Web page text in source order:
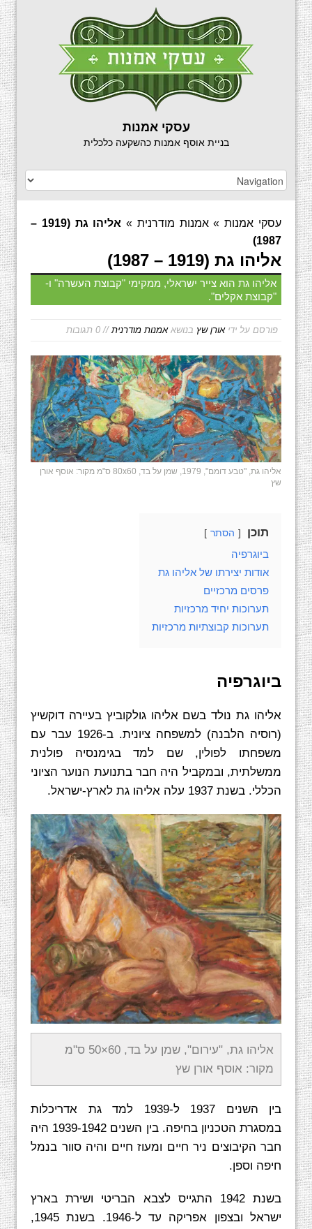
עסקי אמנות
בניית אוסף אמנות כהשקעה כלכלית
עסקי אמנות»אמנות מודרנית »
אליהו גת (1919 –
1987)
אליהו גת (1919 – 1987)
אליהו גת הוא צייר ישראלי, ממקימי "קבוצת העשרה" ו-
"קבוצת אקלים".
פורסם על ידיאורן שץ בנושאאמנות מודרנית// 0 תגובות
אליהו גת, "טבע דומם", 1979, שמן על בד, 80x60 ס"מ מקור: אוסף אורן
שץ
תוכן הסתר
ביוגרפיה
אודות יצירתו של אליהו גת
פרסים מרכזיים
תערוכות יחיד מרכזיות
תערוכות קבוצתיות מרכזיות
ביוגרפיה
אליהו גת נולד בשם אליהו גולקוביץ בעיירה דוקשיץ
(רוסיה הלבנה) למשפחה ציונית. ב-1926 עבר עם
משפחתו לפולין, שם למד בגימנסיה פולנית
ממשלתית, ובמקביל היה חבר בתנועת הנוער הציוני
הכללי. בשנת 1937 עלה אליהו גת לארץ-ישראל.
אליהו גת, "עירום", שמן על בד, 60×50 ס"מ
מקור: אוסף אורן שץ
בין השנים 1937 ל-1939 למד גת אדריכלות
במסגרת הטכניון בחיפה. בין השנים 1939-1942 היה
חבר הקיבוצים ניר חיים ומעוז חיים והיה סוור בנמל
חיפה וספן.
בשנת 1942 התגייס לצבא הבריטי ושירת בארץ
ישראל ובצפון אפריקה עד ל-1946. בשנת 1945,